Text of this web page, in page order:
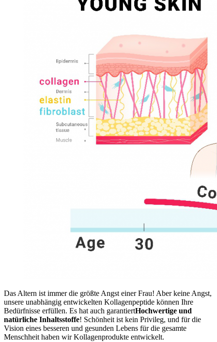
Das Altern ist immer die größte Angst einer Frau! Aber keine Angst,
unsere unabhängig entwickelten Kollagenpeptide können Ihre
Bedürfnisse erfüllen. Es hat auch garantiertHochwertige und
natürliche Inhaltsstoffe! Schönheit ist kein Privileg, und für die
Vision eines besseren und gesunden Lebens für die gesamte
Menschheit haben wir Kollagenprodukte entwickelt.